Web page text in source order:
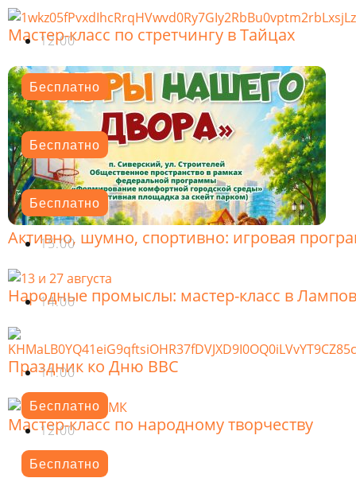
Бесплатно
Бесплатно
Мастер-класс по стретчингу в Тайцах
12.00
Бесплатно
Активно, шумно, спортивно: игровая
15.00
Бесплатно
Народные промыслы: мастер-класс в
14.00
Бесплатно
Праздник ко Дню ВВС
11.00
Мастер-класс по народному творчеству
12.00